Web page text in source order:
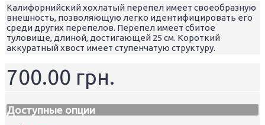
Калифорнийский хохлатый перепел имеет своеобразную
внешность, позволяющую легко идентифицировать его
среди других перепелов. Перепел имеет сбитое
туловище, длиной, достигающей 25 см. Короткий
аккуратный хвост имеет ступенчатую структуру.
700.00 грн.
Доступные опции